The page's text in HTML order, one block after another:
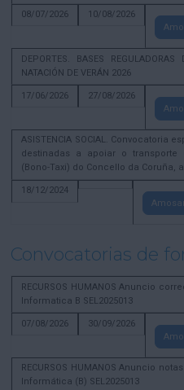
08/07/2026
10/08/2026
DEPORTES. BASES
NATACIÓN DE VERÁN 2026
17/06/2026
27/08/2026
ASISTENCIA SOCIAL. Convocatoria
destinadas a apoiar o
(Bono-Taxi) do Concello da Coruña,
18/12/2024
Amosar
Convocatorias de
RECURSOS HUMANOS Anuncio
Informatica B SEL2025013
07/08/2026
30/09/2026
RECURSOS HUMANOS Anuncio
Informática (B) SEL2025013